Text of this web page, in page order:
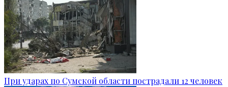
При ударах по Сумской области пострадали 12 человек